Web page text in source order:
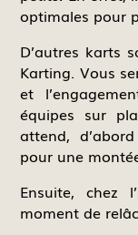
optimales pour
D’autres karts
Karting. Vous
et
équipes sur
attend,
pour une
Ensuite, chez
moment de